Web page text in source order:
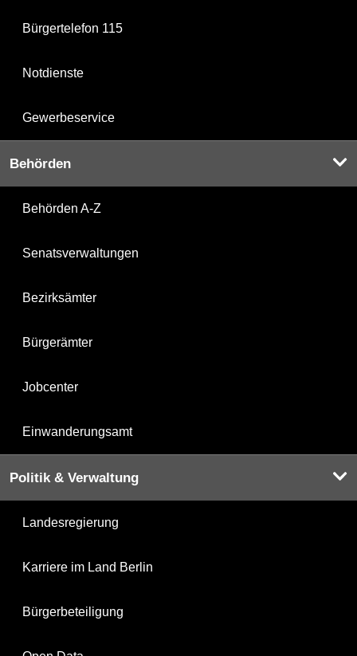
Bürgertelefon 115
Notdienste
Gewerbeservice
Behörden
Behörden A-Z
Senatsverwaltungen
Bezirksämter
Bürgerämter
Jobcenter
Einwanderungsamt
Politik & Verwaltung
Landesregierung
Karriere im Land Berlin
Bürgerbeteiligung